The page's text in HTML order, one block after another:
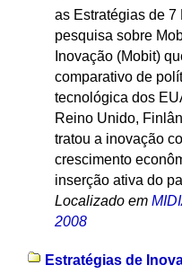
as Estratégias de 7
pesquisa sobre
Inovação (Mobit)
comparativo de
tecnológica dos
Reino Unido,
tratou a inovação
crescimento
inserção ativa do
Localizado em
2008
Estratégias de